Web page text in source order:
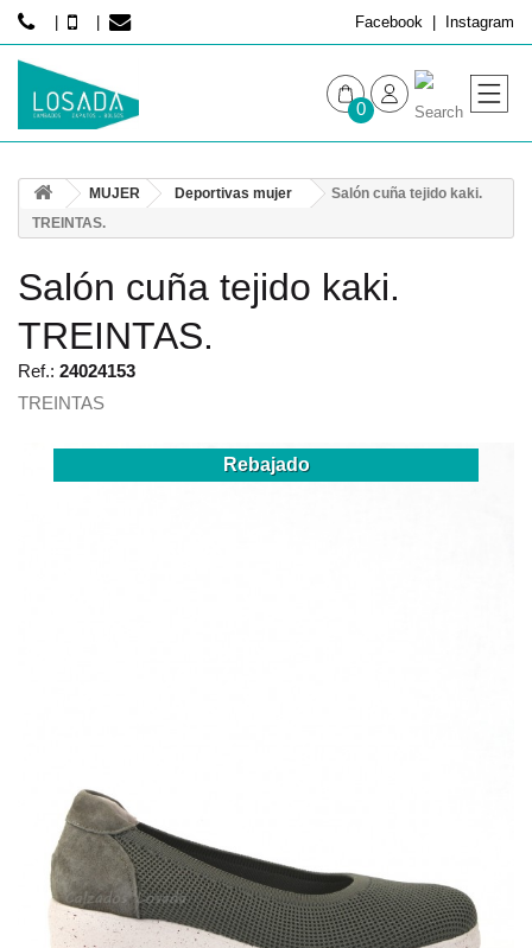
Facebook Instagram
0
MUJER Deportivas mujer
Salón cuña tejido kaki.
TREINTAS.
Salón cuña tejido kaki.
TREINTAS.
Ref.: 24024153
TREINTAS
Rebajado